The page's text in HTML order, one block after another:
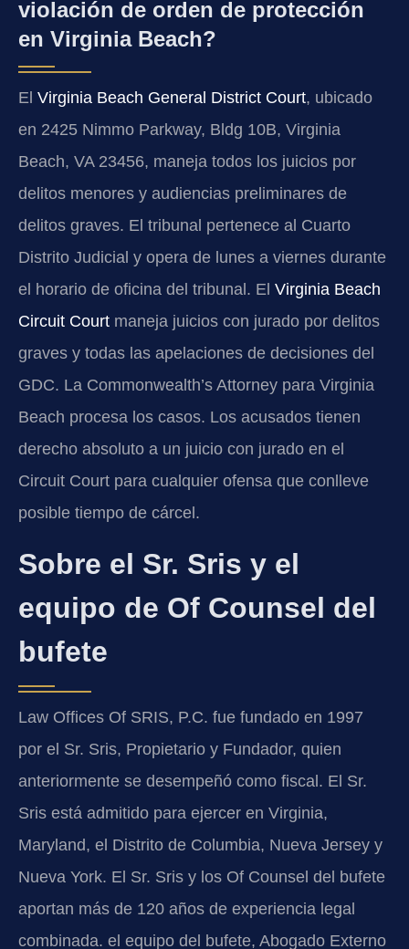
violación de orden de protección
en Virginia Beach?
El Virginia Beach General District Court, ubicado
en 2425 Nimmo Parkway, Bldg 10B, Virginia
Beach, VA 23456, maneja todos los juicios por
delitos menores y audiencias preliminares de
delitos graves. El tribunal pertenece al Cuarto
Distrito Judicial y opera de lunes a viernes durante
el horario de oficina del tribunal. El Virginia Beach
Circuit Court maneja juicios con jurado por delitos
graves y todas las apelaciones de decisiones del
GDC. La Commonwealth’s Attorney para Virginia
Beach procesa los casos. Los acusados tienen
derecho absoluto a un juicio con jurado en el
Circuit Court para cualquier ofensa que conlleve
posible tiempo de cárcel.
Sobre el Sr. Sris y el
equipo de Of Counsel del
bufete
Law Offices Of SRIS, P.C. fue fundado en 1997
por el Sr. Sris, Propietario y Fundador, quien
anteriormente se desempeñó como fiscal. El Sr.
Sris está admitido para ejercer en Virginia,
Maryland, el Distrito de Columbia, Nueva Jersey y
Nueva York. El Sr. Sris y los Of Counsel del bufete
aportan más de 120 años de experiencia legal
combinada. el equipo del bufete, Abogado Externo